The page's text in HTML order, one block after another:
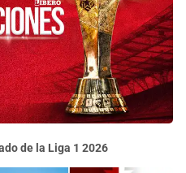
de la Liga 1 2026